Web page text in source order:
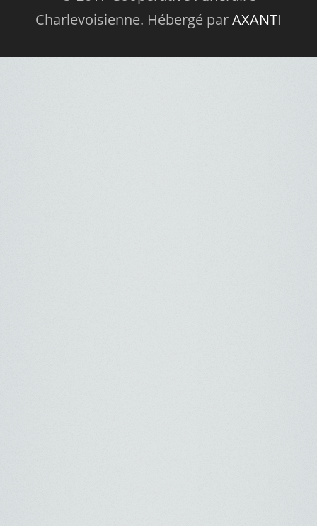
Charlevoisienne. Hébergé parAXANTI